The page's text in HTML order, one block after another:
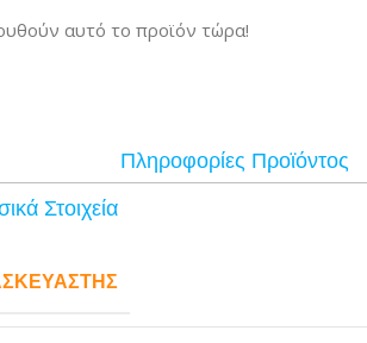
αυτό το προϊόν τώρα!
Πληροφορίες Προϊόντος
Στοιχεία